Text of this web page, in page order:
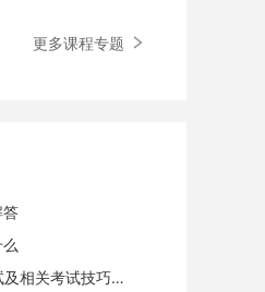
更多课程专题
关考试技巧介绍